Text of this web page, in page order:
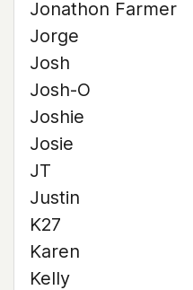
Jonathon Farmer
Jorge
Josh
Josh-O
Joshie
Josie
JT
Justin
K27
Karen
Kelly